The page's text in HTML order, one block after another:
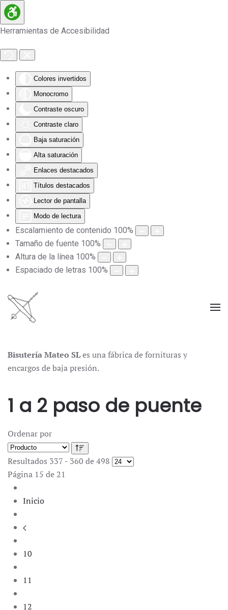
Herramientas de Accesibilidad
Colores invertidos
Monocromo
Contraste oscuro
Contraste claro
Baja saturación
Alta saturación
Enlaces destacados
Títulos destacados
Lector de pantalla
Modo de lectura
Escalamiento de contenido 100%
Tamaño de fuente 100%
Altura de la línea 100%
Espaciado de letras 100%
Skip to main content
Bisutería Mateo SLes una fábrica de fornituras y
encargos de baja presión.
1 a 2 paso de puente
Ordenar por
Resultados 337 - 360 de 498
Página 15 de 21
Inicio
10
11
12